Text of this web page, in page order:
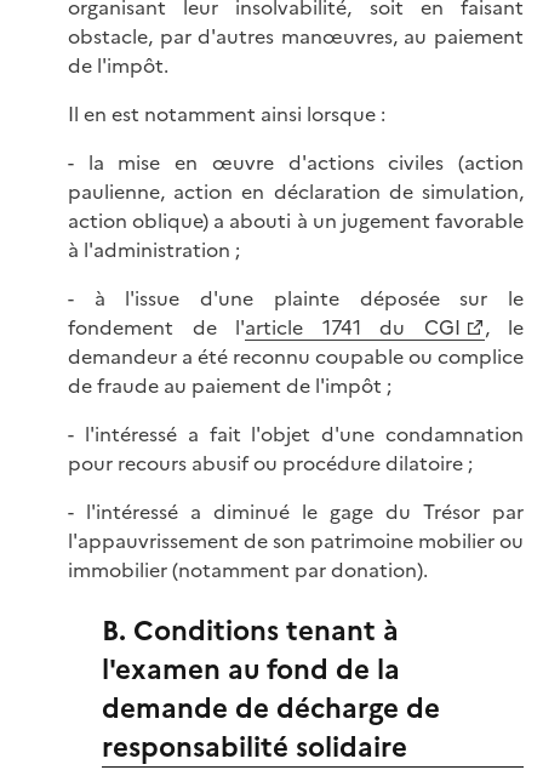
organisant leur insolvabilité, soit en faisant
obstacle, par d'autres manœuvres, au paiement
de l'impôt.
Il en est notamment ainsi lorsque :
- la mise en œuvre d'actions civiles (action
paulienne, action en déclaration de simulation,
action oblique) a abouti à un jugement favorable
à l'administration ;
- à l'issue d'une plainte déposée sur le
fondement de l'article 1741 du CGI
, le
demandeur a été reconnu coupable ou complice
de fraude au paiement de l'impôt ;
- l'intéressé a fait l'objet d'une condamnation
pour recours abusif ou procédure dilatoire ;
- l'intéressé a diminué le gage du Trésor par
l'appauvrissement de son patrimoine mobilier ou
immobilier (notamment par donation).
B. Conditions tenant à
l'examen au fond de la
demande de décharge de
responsabilité solidaire